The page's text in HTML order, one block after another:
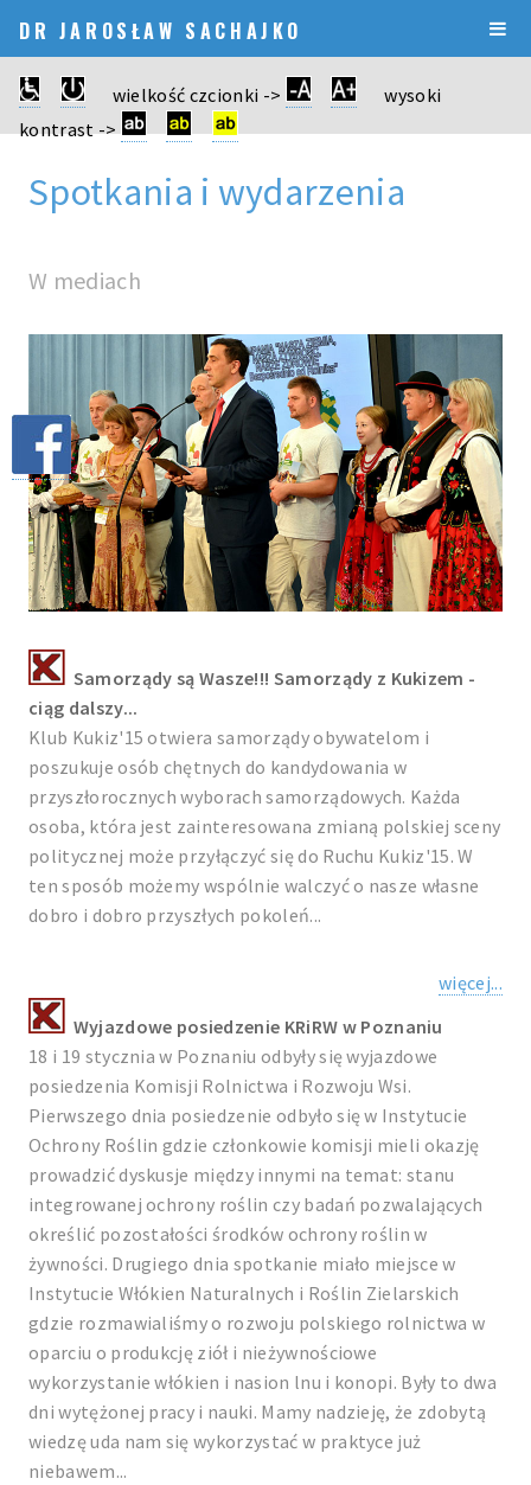
DR JAROSŁAW SACHAJKO
wielkość czcionki ->
wysoki
kontrast ->
Spotkania i wydarzenia
W mediach
Samorządy są Wasze!!! Samorządy z Kukizem -
ciąg dalszy...
Klub Kukiz'15 otwiera samorządy obywatelom i
poszukuje osób chętnych do kandydowania w
przyszłorocznych wyborach samorządowych. Każda
osoba, która jest zainteresowana zmianą polskiej sceny
politycznej może przyłączyć się do Ruchu Kukiz'15. W
ten sposób możemy wspólnie walczyć o nasze własne
dobro i dobro przyszłych pokoleń...
więcej...
Wyjazdowe posiedzenie KRiRW w Poznaniu
18 i 19 stycznia w Poznaniu odbyły się wyjazdowe
posiedzenia Komisji Rolnictwa i Rozwoju Wsi.
Pierwszego dnia posiedzenie odbyło się w Instytucie
Ochrony Roślin gdzie członkowie komisji mieli okazję
prowadzić dyskusje między innymi na temat: stanu
integrowanej ochrony roślin czy badań pozwalających
określić pozostałości środków ochrony roślin w
żywności. Drugiego dnia spotkanie miało miejsce w
Instytucie Włókien Naturalnych i Roślin Zielarskich
gdzie rozmawialiśmy o rozwoju polskiego rolnictwa w
oparciu o produkcję ziół i nieżywnościowe
wykorzystanie włókien i nasion lnu i konopi. Były to dwa
dni wytężonej pracy i nauki. Mamy nadzieję, że zdobytą
wiedzę uda nam się wykorzystać w praktyce już
niebawem...